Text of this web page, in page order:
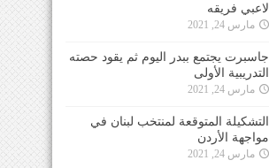
لاعبي فريقه
مارس 24, 2021
جاسبرت يجتمع ببدر اليوم ثم يقود حصته
التدريبية الأولى
مارس 24, 2021
التشكيلة المتوقعة لمنتخب لبنان في
مواجهة الأردن
مارس 24, 2021